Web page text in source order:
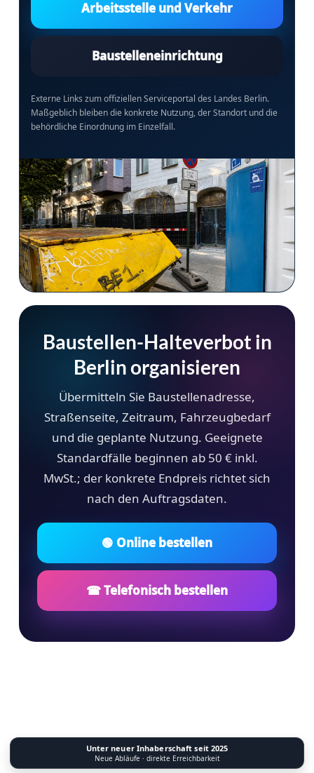
Arbeitsstelle und Verkehr
Baustelleneinrichtung
Externe Links zum offiziellen Serviceportal des Landes Berlin.
Maßgeblich bleiben die konkrete Nutzung, der Standort und die
behördliche Einordnung im Einzelfall.
Baustellen-Halteverbot in
Berlin organisieren
Übermitteln Sie Baustellenadresse,
Straßenseite, Zeitraum, Fahrzeugbedarf
und die geplante Nutzung. Geeignete
Standardfälle beginnen ab 50 € inkl.
MwSt.; der konkrete Endpreis richtet sich
nach den Auftragsdaten.
🟢 Online bestellen
☎ Telefonisch bestellen
Unter neuer Inhaberschaft seit 2025
Neue Abläufe · direkte Erreichbarkeit